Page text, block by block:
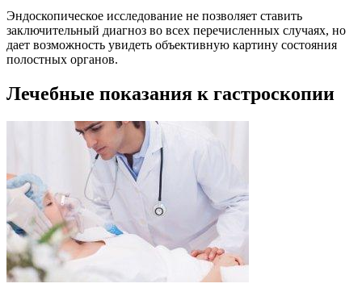
Эндоскопическое исследование не позволяет ставить
заключительный диагноз во всех перечисленных случаях, но
дает возможность увидеть объективную картину состояния
полостных органов.
Лечебные показания к гастроскопии